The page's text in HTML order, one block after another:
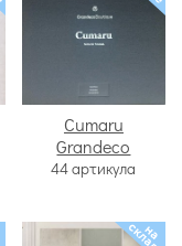
Cumaru
Grandeco
44 артикула